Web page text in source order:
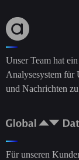
Unser Team hat
Analysesystem für
und Nachrichten
Für unseren